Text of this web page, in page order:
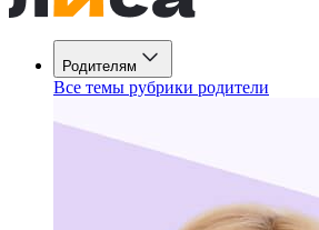
Родителям
Все темы рубрики родители